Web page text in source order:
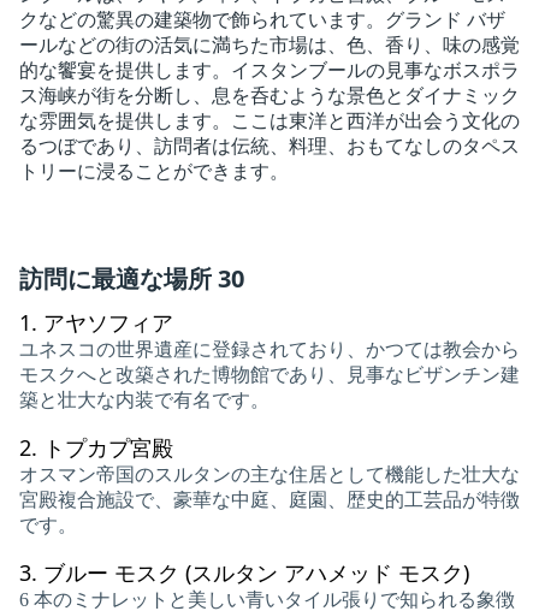
クなどの驚異の建築物で飾られています。グランド バザ
ールなどの街の活気に満ちた市場は、色、香り、味の感覚
的な饗宴を提供します。イスタンブールの見事なボスポラ
ス海峡が街を分断し、息を呑むような景色とダイナミック
な雰囲気を提供します。ここは東洋と西洋が出会う文化の
るつぼであり、訪問者は伝統、料理、おもてなしのタペス
トリーに浸ることができます。
訪問に最適な場所 30
1. アヤソフィア
ユネスコの世界遺産に登録されており、かつては教会から
モスクへと改築された博物館であり、見事なビザンチン建
築と壮大な内装で有名です。
2. トプカプ宮殿
オスマン帝国のスルタンの主な住居として機能した壮大な
宮殿複合施設で、豪華な中庭、庭園、歴史的工芸品が特徴
です。
3. ブルー モスク (スルタン アハメッド モスク)
6 本のミナレットと美しい青いタイル張りで知られる象徴